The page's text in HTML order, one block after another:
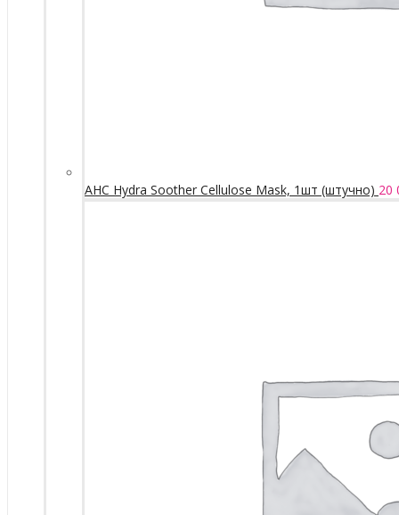
AHC Hydra Soother Cellulose Mask, 1шт (штучно) 20